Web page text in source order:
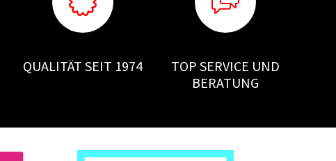
QUALITÄT SEIT 1974
TOP SERVICE UND
BERATUNG